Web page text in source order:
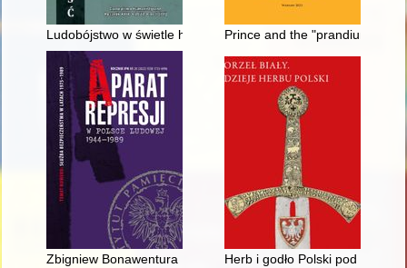
Ludobójstwo w świetle historii i paragrafówPrince and the "prandium" :
Zbigniew Bonawentura Fróg (1920-1986) : ksiądz, publicysta,
Herb i godło Polski pod